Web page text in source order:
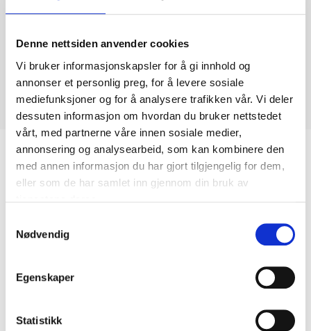
Denne nettsiden anvender cookies
Vi bruker informasjonskapsler for å gi innhold og
annonser et personlig preg, for å levere sosiale
mediefunksjoner og for å analysere trafikken vår. Vi deler
dessuten informasjon om hvordan du bruker nettstedet
vårt, med partnerne våre innen sosiale medier,
annonsering og analysearbeid, som kan kombinere den
med annen informasjon du har gjort tilgjengelig for dem,
eller som de har samlet inn gjennom din bruk av
Nødvendig
Egenskaper
Statistikk
Biltemakortet